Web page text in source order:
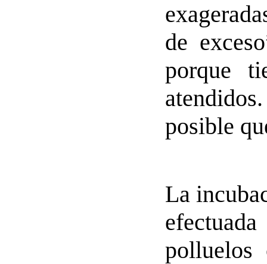
de
porque
posible
La
polluelos